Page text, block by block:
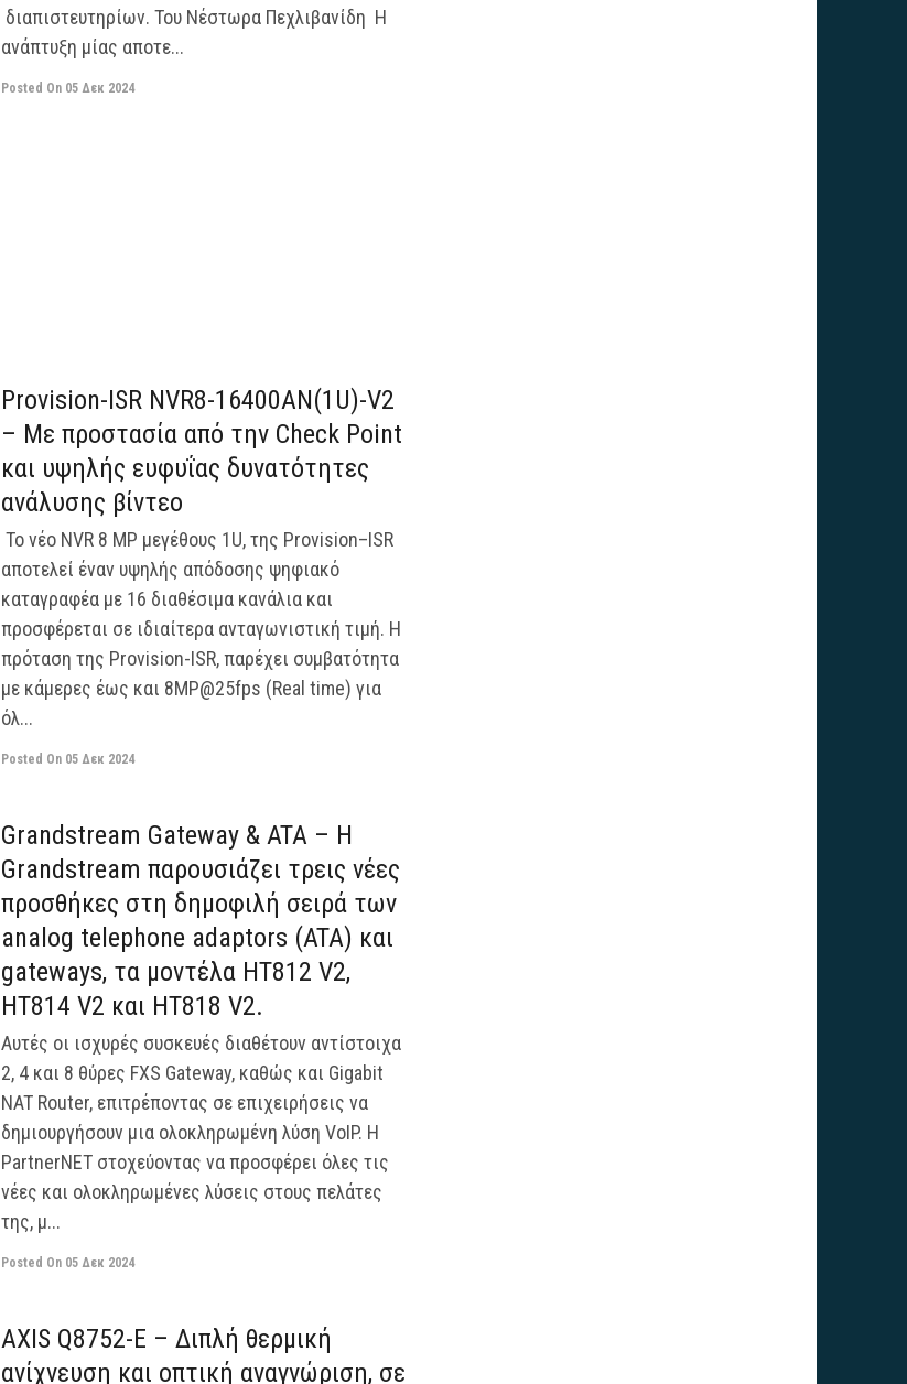
διαπιστευτηρίων. Του Νέστωρα Πεχλιβανίδη Η
ανάπτυξη μίας αποτε...
Posted On 05 Δεκ 2024
Provision-ISR NVR8-16400AN(1U)-V2
– Με προστασία από την Check Point
και υψηλής ευφυΐας δυνατότητες
ανάλυσης βίντεο
Το νέο NVR 8 MP μεγέθους 1U, της Provision–ISR
αποτελεί έναν υψηλής απόδοσης ψηφιακό
καταγραφέα με 16 διαθέσιμα κανάλια και
προσφέρεται σε ιδιαίτερα ανταγωνιστική τιμή. Η
πρόταση της Provision-ISR, παρέχει συμβατότητα
με κάμερες έως και 8MP@25fps (Real time) για
όλ...
Posted On 05 Δεκ 2024
Grandstream Gateway & ATA – Η
Grandstream παρουσιάζει τρεις νέες
προσθήκες στη δημοφιλή σειρά των
analog telephone adaptors (ATA) και
gateways, τα μοντέλα HT812 V2,
HT814 V2 και HT818 V2.
Αυτές οι ισχυρές συσκευές διαθέτουν αντίστοιχα
2, 4 και 8 θύρες FXS Gateway, καθώς και Gigabit
NAT Router, επιτρέποντας σε επιχειρήσεις να
δημιουργήσουν μια ολοκληρωμένη λύση VoIP. Η
PartnerNET στοχεύοντας να προσφέρει όλες τις
νέες και ολοκληρωμένες λύσεις στους πελάτες
της, μ...
Posted On 05 Δεκ 2024
AXIS Q8752-E – Διπλή θερμική
ανίχνευση και οπτική αναγνώριση, σε